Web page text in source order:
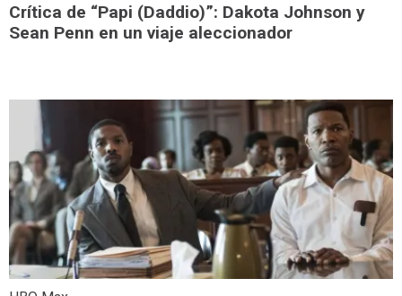
Crítica de “Papi (Daddio)”: Dakota Johnson y
Sean Penn en un viaje aleccionador